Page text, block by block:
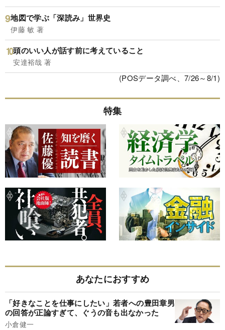
地図で学ぶ「深読み」世界史
伊藤 敏 著
頭のいい人が話す前に考えていること
安達裕哉 著
(POSデータ調べ、7/26～8/1)
特集
あなたにおすすめ
「好きなことを仕事にしたい」若者への豊田章男
の回答が正論すぎて、ぐうの音も出なかった
小倉健一